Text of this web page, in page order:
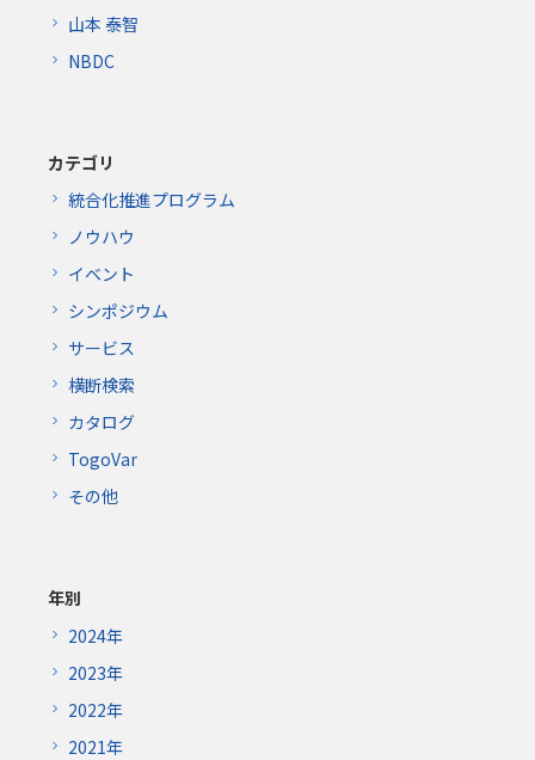
山本 泰智
NBDC
カテゴリ
統合化推進プログラム
ノウハウ
イベント
シンポジウム
サービス
横断検索
カタログ
TogoVar
その他
年別
2024年
2023年
2022年
2021年